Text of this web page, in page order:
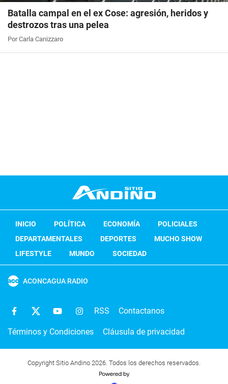
Batalla campal en el ex Cose: agresión, heridos y
destrozos tras una pelea
Por Carla Canizzaro
INICIO POLÍTICA ECONOMÍA
POLICIALES
DEPARTAMENTALES
DEPORTES
MUCHO SHOW
LIFESTYLE
MUNDO SOCIEDAD
ACONCAGUA RADIO
RSS Contactanos
Términos y Condiciones Cláusula de privacidad
Copyright Sitio Andino 2026. Todos los derechos reservados.